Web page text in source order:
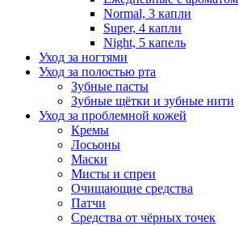
Normal, 3 капли
Super, 4 капли
Night, 5 капель
Уход за ногтями
Уход за полостью рта
Зубные пасты
Зубные щётки и зубные нити
Уход за проблемной кожей
Кремы
Лосьоны
Маски
Мисты и спреи
Очищающие средства
Патчи
Средства от чёрных точек